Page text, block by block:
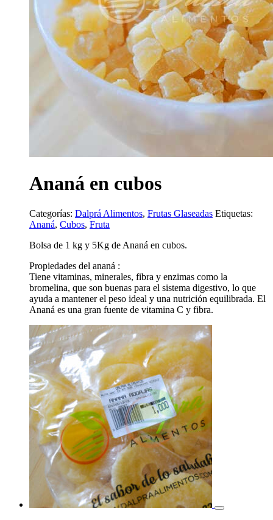
Ananá en cubos
Categorías: Dalprá Alimentos, Frutas Glaseadas Etiquetas:
Ananá, Cubos, Fruta
Bolsa de 1 kg y 5Kg de Ananá en cubos.
Propiedades del ananá :
Tiene vitaminas, minerales, fibra y enzimas como la
bromelina, que son buenas para el sistema digestivo, lo que
ayuda a mantener el peso ideal y una nutrición equilibrada. El
Ananá es una gran fuente de vitamina C y fibra.